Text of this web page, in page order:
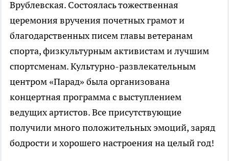
Врублевская. Состоялась тожественная
церемония вручения почетных грамот и
благодарственных писем главы ветеранам
спорта, физкультурным активистам и лучшим
спортсменам. Культурно-развлекательным
центром «Парад» была организована
концертная программа с выступлением
ведущих артистов. Все присутствующие
получили много положительных эмоций, заряд
бодрости и хорошего настроения на целый год!